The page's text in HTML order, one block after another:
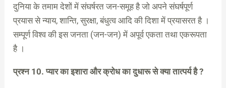
दुनिया के तमाम देशों में संघर्षरत जन-समूह है जो अपने संघर्षपूर्ण
प्रयास से न्याय, शान्ति, सुरक्षा, बंधुत्व आदि की दिशा में प्रयासरत है ।
सम्पूर्ण विश्व की इस जनता (जन-जन) में अपूर्व एकता तथा एकरूपता
है ।
प्रश्न 10. प्यार का इशारा और क्रोध का दुधारू से क्या तात्पर्य है ?